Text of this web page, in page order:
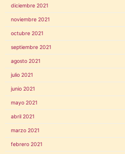
diciembre 2021
noviembre 2021
octubre 2021
septiembre 2021
agosto 2021
julio 2021
junio 2021
mayo 2021
abril 2021
marzo 2021
febrero 2021